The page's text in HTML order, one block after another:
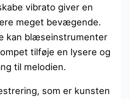
vibrato giver en
meget bevægende.
kan blæseinstrumenter
tilføje en lysere og
til melodien.
som er kunsten